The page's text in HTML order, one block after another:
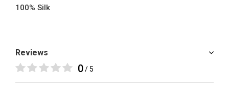
100% Silk
Reviews
0/ 5